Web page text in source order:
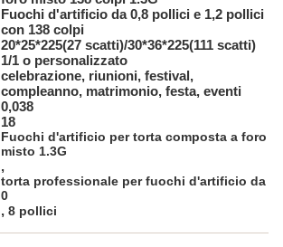
Fuochi d'artificio da 0,8 pollici e 1,2 pollici
con 138 colpi
20*25*225(27 scatti)/30*36*225(111 scatti)
1/1 o personalizzato
celebrazione, riunioni, festival,
compleanno, matrimonio, festa, eventi
0,038
18
Fuochi d'artificio per torta composta a foro
misto 1.3G
,
torta professionale per fuochi d'artificio da
0
, 8 pollici